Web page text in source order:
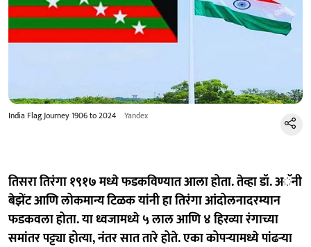
India Flag Journey 1906 to 2024 Yandex
तिसरा तिरंगा १९१७ मध्ये फडकविण्यात आला होता. तेव्हा डॉ. अॅनी
बेझेंट आणि लोकमान्य टिळक यांनी हा तिरंगा आंदोलनादरम्यान
फडकवला होता. या ध्वजामध्ये ५ लाल आणि ४ हिरव्या रंगाच्या
समांतर पट्ट्या होत्या, नंतर सात तारे होते. एका कोपऱ्यामध्ये पांढऱ्या